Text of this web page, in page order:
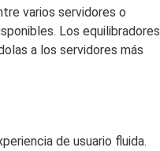
varios servidores o
Los equilibradores
a los servidores más
de usuario fluida.